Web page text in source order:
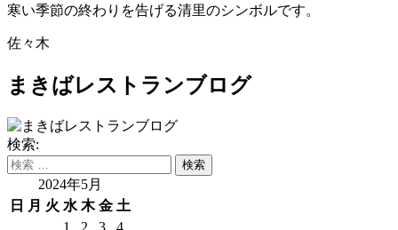
寒い季節の終わりを告げる清里のシンボルです。
佐々木
まきばレストランブログ
検索:
2024年5月
日
月 火 水 木 金 土
1 2 3
4